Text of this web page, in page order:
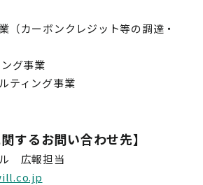
（カーボンクレジット等の調達・
グ事業
ティング事業
するお問い合わせ先】
ル 広報担当